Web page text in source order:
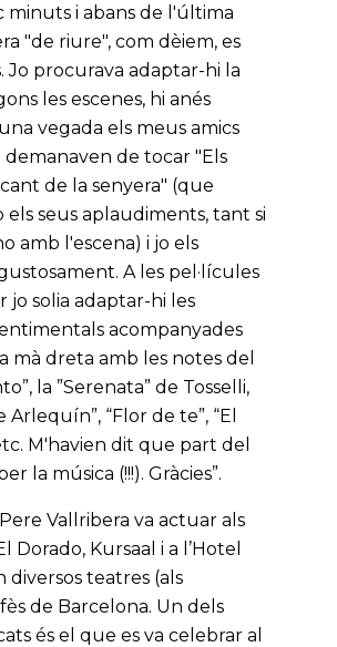
minuts i abans de l'última
"de riure", com dèiem, es
Jo procurava adaptar-hi la
les escenes, hi anés
vegada els meus amics
demanaven de tocar "Els
de la senyera" (que
els seus aplaudiments, tant si
amb l'escena) i jo els
A les pel·lícules
jo solia adaptar-hi les
acompanyades
mà dreta amb les notes del
la ”Serenata” de Tosselli,
Arlequín”, “Flor de te”, “El
M'havien dit que part del
la música (!!!). Gràcies”.
Vallribera va actuar als
Dorado, Kursaal i a l’Hotel
diversos teatres (als
de Barcelona. Un dels
és el que es va celebrar al